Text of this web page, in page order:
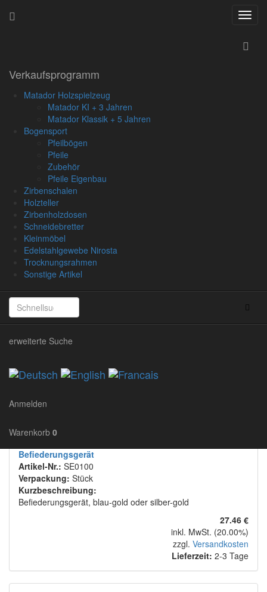
Verkaufsprogramm
Matador Holzspielzeug
Matador KI + 3 Jahren
Matador Klassik + 5 Jahren
Bogensport
Pfeilbögen
Pfeile
Zubehör
Pfeile Eigenbau
Zirbenschalen
Holzteller
Zirbenholzdosen
Schneidebretter
Kleinmöbel
Edelstahlgewebe Nirosta
Trocknungsrahmen
Sonstige Artikel
erweiterte Suche
Anmelden
Warenkorb 0
Pfeile Eigenbau
Eigenbau
Hier finden Sie eine Auswahl für den Pfeileselbstbau.
Ansicht wechseln
Produkt-Name
Preis
angezeigte Produkte:
Befiederungsgerät
Artikel-Nr.: SE0100
Verpackung: Stück
Kurzbeschreibung:
Befiederungsgerät, blau-gold oder silber-gold
27.46 €
inkl. MwSt. (20.00%)
zzgl. Versandkosten
Lieferzeit: 2-3 Tage